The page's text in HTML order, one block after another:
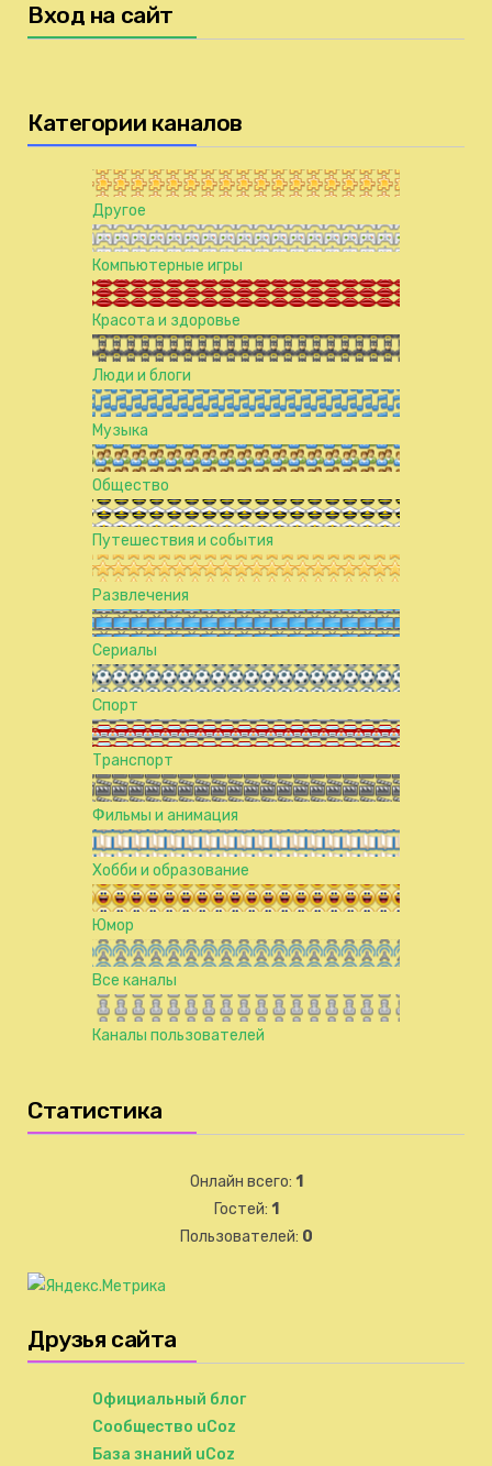
Вход на сайт
Категории каналов
Другое
Компьютерные игры
Красота и здоровье
Люди и блоги
Музыка
Общество
Путешествия и события
Развлечения
Сериалы
Спорт
Транспорт
Фильмы и анимация
Хобби и образование
Юмор
Все каналы
Каналы пользователей
Статистика
Онлайн всего: 1
Гостей: 1
Пользователей: 0
Друзья сайта
Официальный блог
Сообщество uCoz
База знаний uCoz